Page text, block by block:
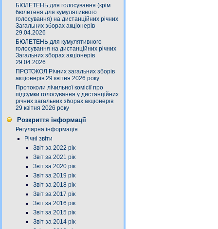
БЮЛЕТЕНЬ для голосування (крім
бюлетеня для кумулятивного
голосування) на дистанційних річних
Загальних зборах акціонерів
29.04.2026
БЮЛЕТЕНЬ для кумулятивного
голосування на дистанційних річних
Загальних зборах акціонерів
29.04.2026
ПРОТОКОЛ Річних загальних зборів
акціонерів 29 квітня 2026 року
Протоколи лічильної комісії про
підсумки голосування у дистанційних
річних загальних зборах акціонерів
29 квітня 2026 року
Розкриття інформації
Регулярна інформація
Річні звіти
Звіт за 2022 рік
Звіт за 2021 рік
Звіт за 2020 рік
Звіт за 2019 рік
Звіт за 2018 рік
Звіт за 2017 рік
Звіт за 2016 рік
Звіт за 2015 рік
Звіт за 2014 рік